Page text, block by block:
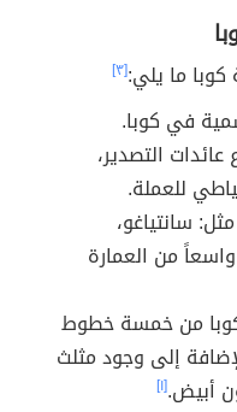
ما يلي:[٣]
في كوبا.
التصدير،
للعملة.
سانتياغو،
من العمارة
كوبا من خمسة خطوط
إلى وجود مثلث
أبيض.[١]